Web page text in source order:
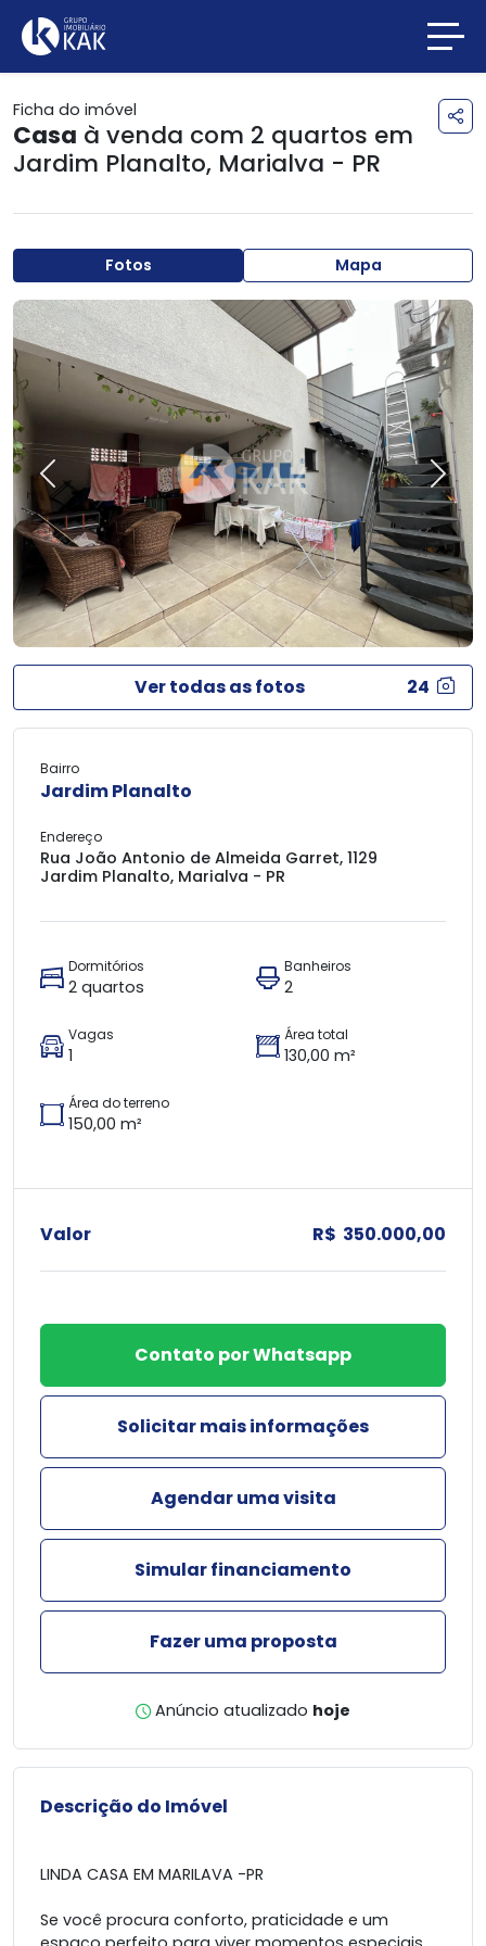
Ficha do imóvel
Casa à venda com 2 quartos em
Jardim Planalto, Marialva - PR
Fotos Mapa
Previous Next
Ver todas as fotos 24
Bairro
Jardim Planalto
Endereço
Rua João Antonio de Almeida Garret, 1129
Jardim Planalto, Marialva - PR
Dormitórios
2 quartos
Banheiros
2
Vagas
1
Área total
130,00 m²
Área do terreno
150,00 m²
Valor R$ 350.000,00
Contato por Whatsapp
Solicitar mais informações
Agendar uma visita
Simular financiamento
Fazer uma proposta
Anúncio atualizado hoje
Descrição do Imóvel
LINDA CASA EM MARILAVA -PR
Se você procura conforto, praticidade e um